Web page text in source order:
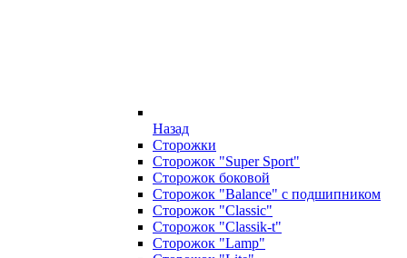
Назад
Сторожки
Сторожок "Super Sport"
Сторожок боковой
Сторожок "Balance" с подшипником
Сторожок "Classic"
Сторожок "Classik-t"
Сторожок "Lamp"